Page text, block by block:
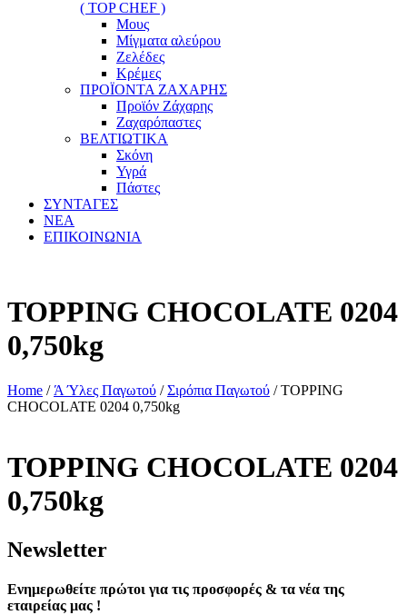
( TOP CHEF )
Μους
Μίγματα αλεύρου
Ζελέδες
Κρέμες
ΠΡΟΪΟΝΤΑ ΖΑΧΑΡΗΣ
Προϊόν Ζάχαρης
Ζαχαρόπαστες
ΒΕΛΤΙΩΤΙΚΑ
Σκόνη
Υγρά
Πάστες
ΣΥΝΤΑΓΕΣ
ΝΕΑ
ΕΠΙΚΟΙΝΩΝΙΑ
TOPPING CHOCOLATE 0204
0,750kg
Home / Ά Ύλες Παγωτού /Σιρόπια Παγωτού / TOPPING
CHOCOLATE 0204 0,750kg
TOPPING CHOCOLATE 0204
0,750kg
Νewsletter
Ενημερωθείτε πρώτοι για τις προσφορές & τα νέα της
εταιρείας μας !